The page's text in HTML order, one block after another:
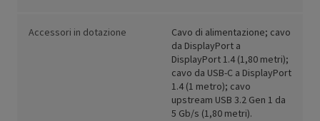
Accessori in dotazione
Cavo di alimentazione; cavo
da DisplayPort a
DisplayPort 1.4 (1,80 metri);
cavo da USB-C a DisplayPort
1.4 (1 metro); cavo
upstream USB 3.2 Gen 1 da
5 Gb/s (1,80 metri).